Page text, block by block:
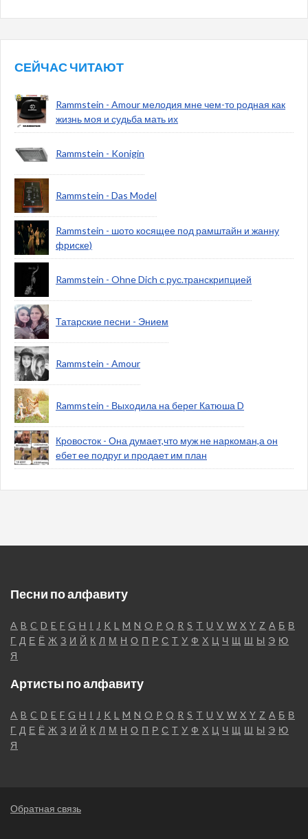
СЕЙЧАС ЧИТАЮТ
Rammstein - Amour мелодия мне чем-то родная как
жизнь моя и судьба мать их
Rammstein - Konigin
Rammstein - Das Model
Rammstein - шото косящее под рамштайн и жанну
фриске)
Rammstein - Ohne Dich с рус.транскрипцией
Татарские песни - Энием
Rammstein - Amour
Rammstein - Выходила на берег Катюша D
Кровосток - Она думает,что муж не наркоман,а он
ебет ее подруг и продает им план
Песни по алфавиту
A B C D E F G H I J K L M N O P Q R S T U V W X Y Z А Б В
Г Д Е Ё Ж З И Й К Л М Н О П Р С Т У Ф Х Ц Ч Щ Ш Ы Э Ю
Я
Артисты по алфавиту
A B C D E F G H I J K L M N O P Q R S T U V W X Y Z А Б В
Г Д Е Ё Ж З И Й К Л М Н О П Р С Т У Ф Х Ц Ч Щ Ш Ы Э Ю
Я
Обратная связь